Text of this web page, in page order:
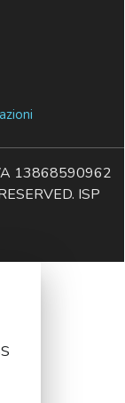
13868590962
ISP